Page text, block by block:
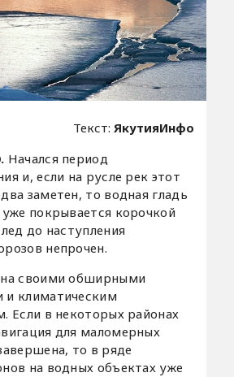
Текст: ЯкутияИнфо
Начался период
и, если на русле рек этот
заметен, то водная гладь
покрывается корочкой
до наступления
непрочен.
своими обширными
и климатическим
Если в некоторых районах
для маломерных
то в ряде
на водных объектах уже